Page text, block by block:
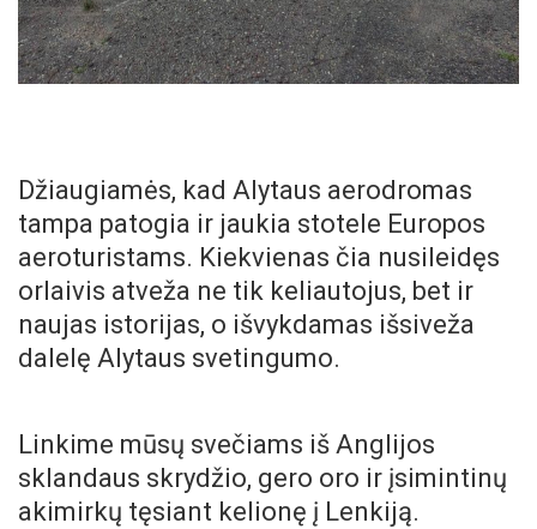
Džiaugiamės, kad Alytaus aerodromas
tampa patogia ir jaukia stotele Europos
aeroturistams. Kiekvienas čia nusileidęs
orlaivis atveža ne tik keliautojus, bet ir
naujas istorijas, o išvykdamas išsiveža
dalelę Alytaus svetingumo.
Linkime mūsų svečiams iš Anglijos
sklandaus skrydžio, gero oro ir įsimintinų
akimirkų tęsiant kelionę į Lenkiją.